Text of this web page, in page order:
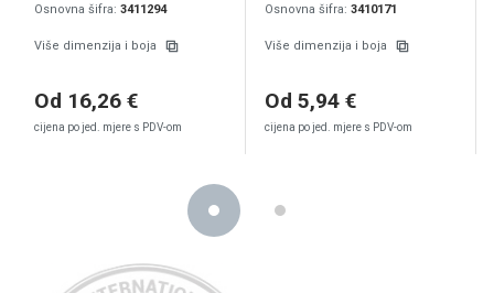
Osnovna šifra: 3411294
Više dimenzija i boja
Od 16,26 €
cijena po jed. mjere s PDV-om
Osnovna šifra: 3410171
Više dimenzija i boja
Od 5,94 €
cijena po jed. mjere s PDV-om